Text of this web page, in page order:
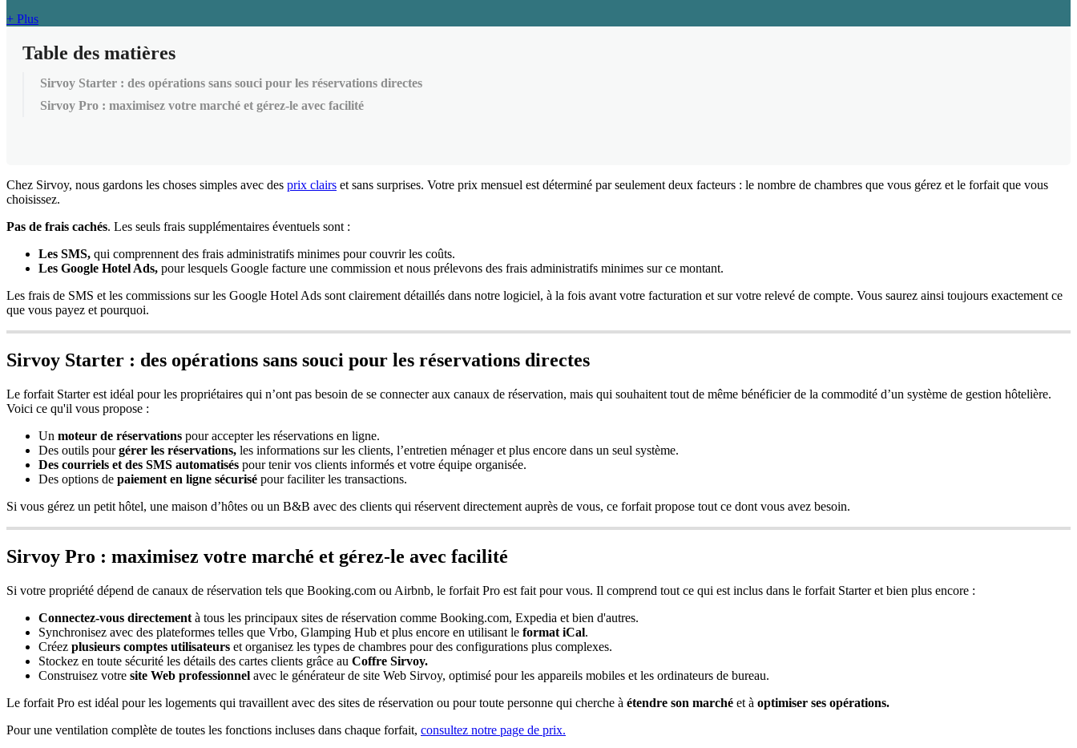
+ Plus
Table des matières
Sirvoy Starter : des opérations sans souci pour les réservations directes
Sirvoy Pro : maximisez votre marché et gérez-le avec facilité
Chez Sirvoy, nous gardons les choses simples avec des prix clairs et sans surprises. Votre prix mensuel est déterminé par seulement deux facteurs : le nombre de chambres que vous gérez et le forfait que vous
choisissez.
Pas de frais cachés. Les seuls frais supplémentaires éventuels sont :
Les SMS, qui comprennent des frais administratifs minimes pour couvrir les coûts.
Les Google Hotel Ads, pour lesquels Google facture une commission et nous prélevons des frais administratifs minimes sur ce montant.
Les frais de SMS et les commissions sur les Google Hotel Ads sont clairement détaillés dans notre logiciel, à la fois avant votre facturation et sur votre relevé de compte. Vous saurez ainsi toujours exactement ce
que vous payez et pourquoi.
Sirvoy Starter : des opérations sans souci pour les réservations directes
Le forfait Starter est idéal pour les propriétaires qui n’ont pas besoin de se connecter aux canaux de réservation, mais qui souhaitent tout de même bénéficier de la commodité d’un système de gestion hôtelière.
Voici ce qu'il vous propose :
Un moteur de réservations pour accepter les réservations en ligne.
Des outils pour gérer les réservations, les informations sur les clients, l’entretien ménager et plus encore dans un seul système.
Des courriels et des SMS automatisés pour tenir vos clients informés et votre équipe organisée.
Des options de paiement en ligne sécurisé pour faciliter les transactions.
Si vous gérez un petit hôtel, une maison d’hôtes ou un B&B avec des clients qui réservent directement auprès de vous, ce forfait propose tout ce dont vous avez besoin.
Sirvoy Pro : maximisez votre marché et gérez-le avec facilité
Si votre propriété dépend de canaux de réservation tels que Booking.com ou Airbnb, le forfait Pro est fait pour vous. Il comprend tout ce qui est inclus dans le forfait Starter et bien plus encore :
Connectez-vous directement à tous les principaux sites de réservation comme Booking.com, Expedia et bien d'autres.
Synchronisez avec des plateformes telles que Vrbo, Glamping Hub et plus encore en utilisant le format iCal.
Créez plusieurs comptes utilisateurs et organisez les types de chambres pour des configurations plus complexes.
Stockez en toute sécurité les détails des cartes clients grâce au Coffre Sirvoy.
Construisez votre site Web professionnel avec le générateur de site Web Sirvoy, optimisé pour les appareils mobiles et les ordinateurs de bureau.
Le forfait Pro est idéal pour les logements qui travaillent avec des sites de réservation ou pour toute personne qui cherche à étendre son marché et à optimiser ses opérations.
Pour une ventilation complète de toutes les fonctions incluses dans chaque forfait, consultez notre page de prix.